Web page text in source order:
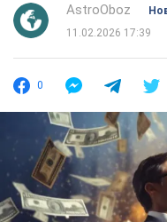
AstroOboz
11.02.2026 17:39
0